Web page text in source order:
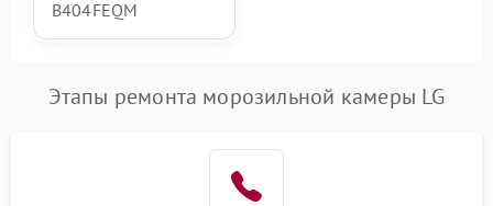
B404FEQM
Этапы ремонта морозильной камеры LG